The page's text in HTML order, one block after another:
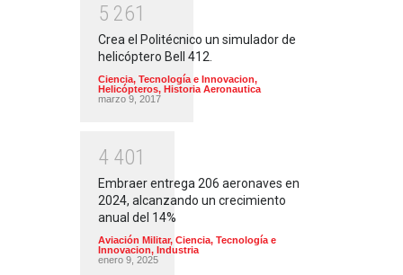
5 261
Crea el Politécnico un simulador de
helicóptero Bell 412.
Ciencia, Tecnología e Innovacion,
Helicópteros, Historia Aeronautica
marzo 9, 2017
4 401
Embraer entrega 206 aeronaves en
2024, alcanzando un crecimiento
anual del 14%
Aviación Militar, Ciencia, Tecnología e
Innovacion, Industria
enero 9, 2025